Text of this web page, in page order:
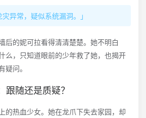
异常，疑似系统漏洞。」
后的妮可拉看得清清楚楚。她不明白
么，只知道眼前的少年救了她，也揭开
疑问。
跟随还是质疑？
的热血少女。她在龙爪下失去家园，却